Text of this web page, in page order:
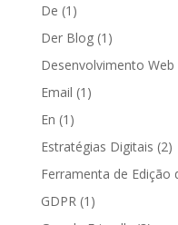
De (1)
Der Blog(1)
Desenvolvimento Web
Email (1)
En (1)
Estratégias Digitais (2)
Ferramenta de Edição
GDPR (1)